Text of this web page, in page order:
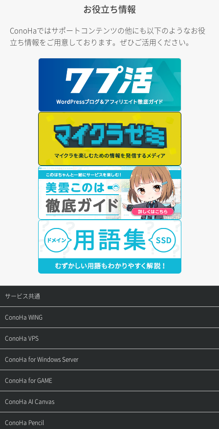
お役立ち情報
ConoHaではサポートコンテンツの他にも以下のようなお役
立ち情報をご用意しております。ぜひご活用ください。
サービス共通
サポートトップ
ご契約・お支払い
用語集
お問い合わせ
ConoHa WING
サポートトップ
ご利用ガイド
お乗り換えガイド
よくある質問
ConoHa VPS
サポートトップ
ご利用ガイド
APIドキュメントVPS2.0
ConoHa for Windows Server
サポートトップ
ご利用ガイド
ConoHa for GAME
サポートトップ
ご利用ガイド
ConoHa AI Canvas
サポートトップ
ConoHa Pencil